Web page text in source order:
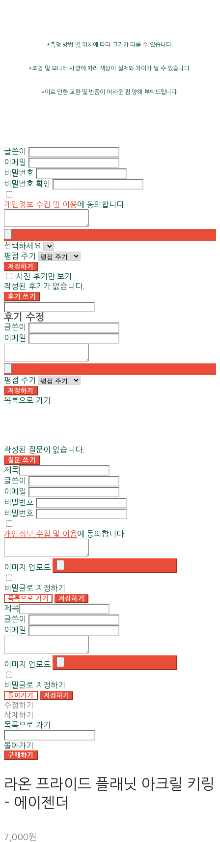
*측정 방법 및 위치에 따라 크기가 다를 수 있습니다.
*조명 및 모니터 사양에 따라 색상이 실제와 차이가 날 수 있습니다.
*이로 인한 교환 및 반품이 어려운 점 양해 부탁드립니다.
글쓴이
이메일
비밀번호
비밀번호 확인
개인정보 수집 및 이용에 동의합니다.
선택하세요
평점 주기
저장하기
사진 후기만 보기
작성된 후기가 없습니다.
후기 쓰기
후기 수정
글쓴이
이메일
평점 주기
저장하기
목록으로 가기
작성된 질문이 없습니다.
질문 쓰기
제목
글쓴이
이메일
비밀번호
비밀번호
개인정보 수집 및 이용에 동의합니다.
이미지 업로드
비밀글로 지정하기
목록으로 가기 저장하기
제목
글쓴이
이메일
이미지 업로드
비밀글로 지정하기
돌아가기 저장하기
수정하기
삭제하기
목록으로 가기
돌아가기
구매하기
라온 프라이드 플래닛 아크릴 키링
- 에이젠더
7,000원